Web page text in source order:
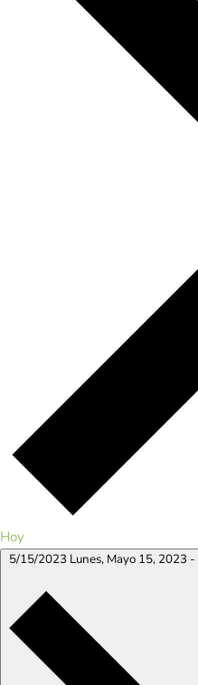
Hoy
5/15/2023 Lunes, Mayo 15, 2023 -